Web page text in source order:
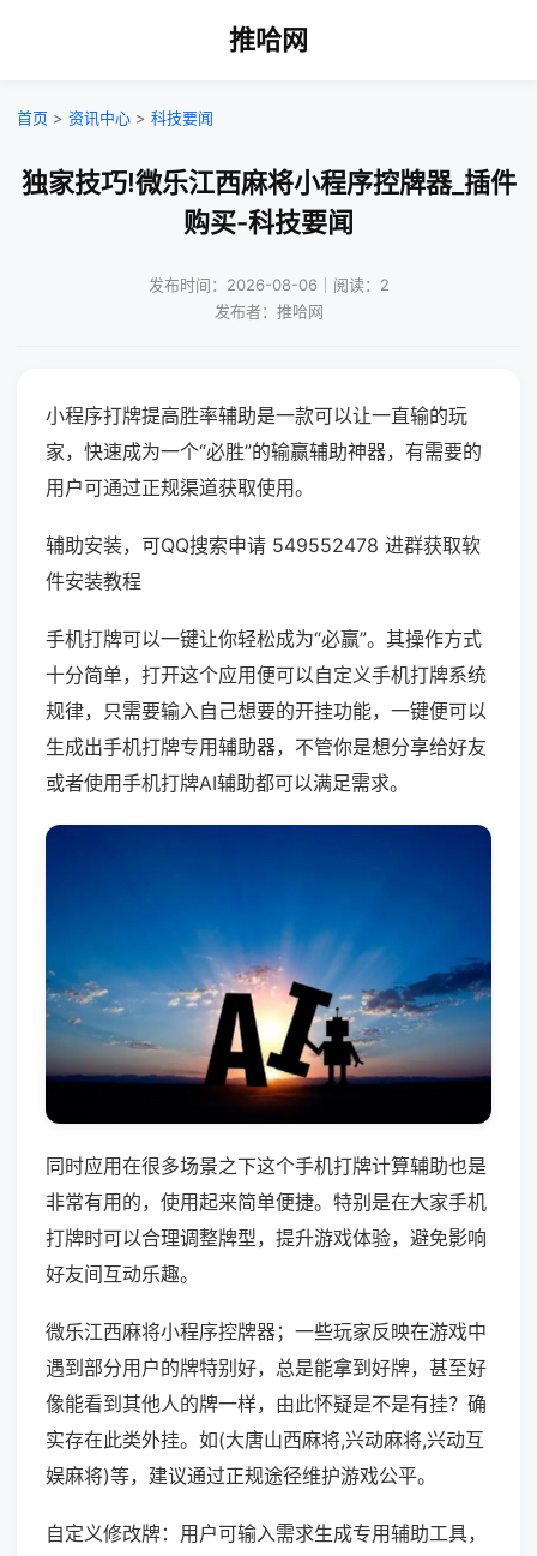
推哈网
首页 > 资讯中心 > 科技要闻
独家技巧!微乐江西麻将小程序控牌器_插件
购买-科技要闻
发布时间：2026-08-06｜阅读：2
发布者：推哈网
小程序打牌提高胜率辅助是一款可以让一直输的玩
家，快速成为一个“必胜”的输赢辅助神器，有需要的
用户可通过正规渠道获取使用。
辅助安装，可QQ搜索申请 549552478 进群获取软
件安装教程
手机打牌可以一键让你轻松成为“必赢”。其操作方式
十分简单，打开这个应用便可以自定义手机打牌系统
规律，只需要输入自己想要的开挂功能，一键便可以
生成出手机打牌专用辅助器，不管你是想分享给好友
或者使用手机打牌AI辅助都可以满足需求。
同时应用在很多场景之下这个手机打牌计算辅助也是
非常有用的，使用起来简单便捷。特别是在大家手机
打牌时可以合理调整牌型，提升游戏体验，避免影响
好友间互动乐趣。
微乐江西麻将小程序控牌器；一些玩家反映在游戏中
遇到部分用户的牌特别好，总是能拿到好牌，甚至好
像能看到其他人的牌一样，由此怀疑是不是有挂？确
实存在此类外挂。如(大唐山西麻将,兴动麻将,兴动互
娱麻将)等，建议通过正规途径维护游戏公平。
自定义修改牌：用户可输入需求生成专用辅助工具，